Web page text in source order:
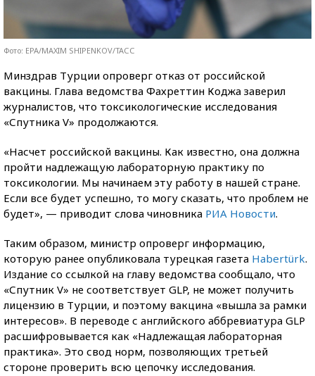
Фото: EPA/MAXIM SHIPENKOV/ТАСС
Минздрав Турции опроверг отказ от российской
вакцины. Глава ведомства Фахреттин Коджа заверил
журналистов, что токсикологические исследования
«Спутника V» продолжаются.
«Насчет российской вакцины. Как известно, она должна
пройти надлежащую лабораторную практику по
токсикологии. Мы начинаем эту работу в нашей стране.
Если все будет успешно, то могу сказать, что проблем не
будет», — приводит слова чиновника РИА Новости.
Таким образом, министр опроверг информацию,
которую ранее опубликовала турецкая газета Habertürk.
Издание со ссылкой на главу ведомства сообщало, что
«Спутник V» не соответствует GLP, не может получить
лицензию в Турции, и поэтому вакцина «вышла за рамки
интересов». В переводе с английского аббревиатура GLP
расшифровывается как «Надлежащая лабораторная
практика». Это свод норм, позволяющих третьей
стороне проверить всю цепочку исследования.